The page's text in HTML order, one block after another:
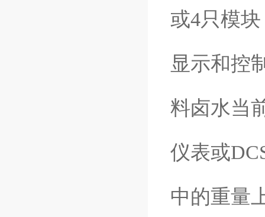
或4只模
显示和控
料卤水当
仪表或
中的重量